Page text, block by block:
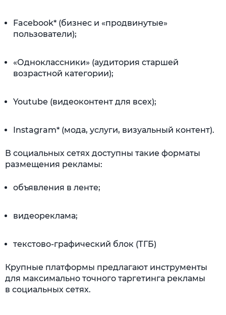
Facebook* (бизнес и «продвинутые»
пользователи);
«Одноклассники» (аудитория старшей
возрастной категории);
Youtube (видеоконтент для всех);
Instagram* (мода, услуги, визуальный контент).
В социальных сетях доступны такие форматы
размещения рекламы:
объявления в ленте;
видеореклама;
текстово-графический блок (ТГБ)
Крупные платформы предлагают инструменты
для максимально точного таргетинга рекламы
в социальных сетях.